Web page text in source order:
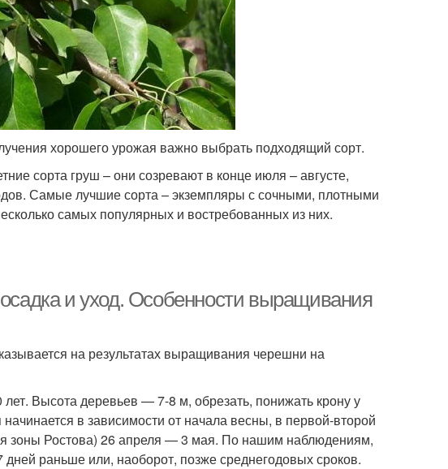
хорошего урожая важно выбрать подходящий сорт.
сорта груш – они созревают в конце июля – августе,
Самые лучшие сорта – экземпляры с сочными, плотными
самых популярных и востребованных из них.
и уход. Особенности выращивания
на результатах выращивания черешни на
Высота деревьев — 7-8 м, обрезать, понижать крону у
в зависимости от начала весны, в первой-второй
зоны Ростова) 26 апреля — 3 мая. По нашим наблюдениям,
дней раньше или, наоборот, позже среднегодовых сроков.